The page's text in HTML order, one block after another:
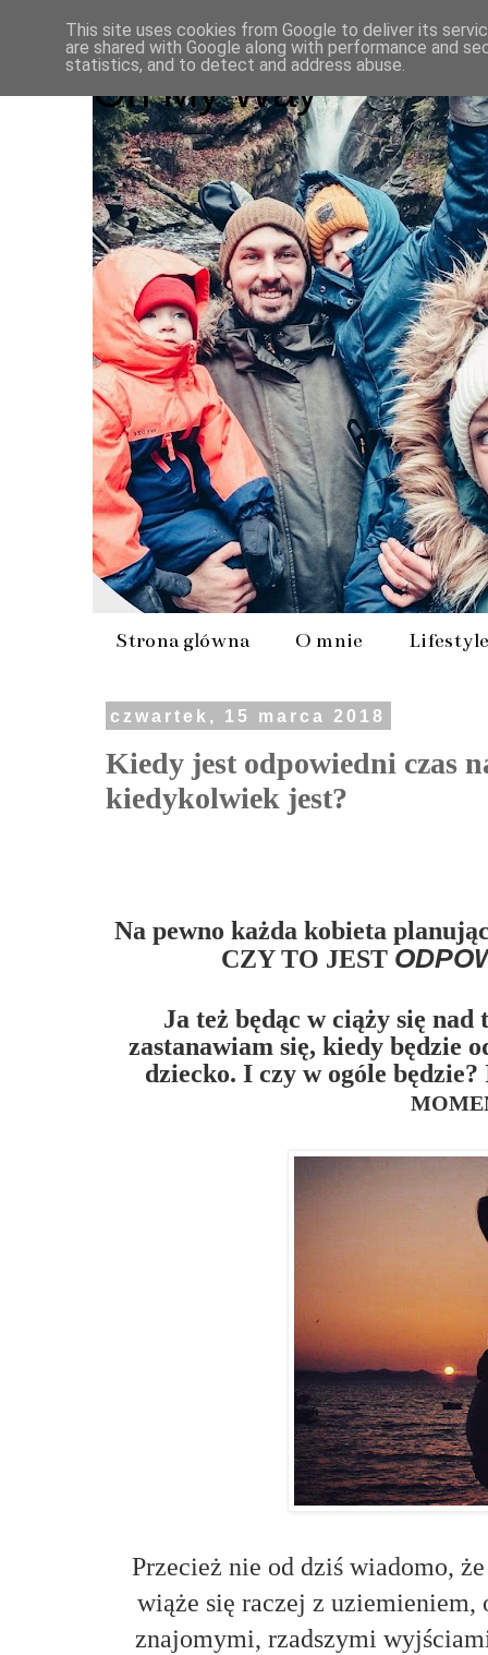
On My Way
Strona główna O mnie Lifestyle
czwartek, 15 marca 2018
Kiedy jest odpowiedni czas
kiedykolwiek jest?
Na pewno każda kobieta
CZY TO JEST
Ja też będąc w ciąży się nad
zastanawiam się, kiedy będzie
dziecko. I czy w ogóle
Przecież nie od dziś wiadomo,
wiąże się raczej z
znajomymi, rzadszymi
This site uses cookies from Google to deliver its
are shared with Google along with performance and
statistics, and to detect and address abuse.